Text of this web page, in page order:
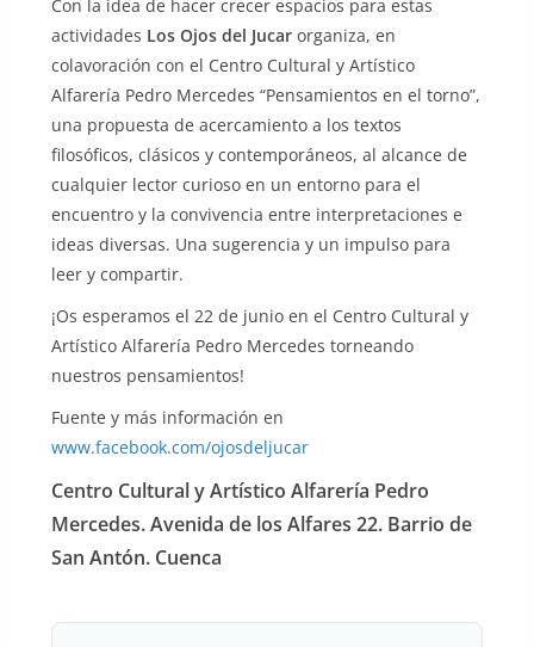
Con la idea de hacer crecer espacios para estas
actividades Los Ojos del Jucarorganiza, en
colavoración con el Centro Cultural y Artístico
Alfarería Pedro Mercedes “Pensamientos en el torno”,
una propuesta de acercamiento a los textos
filosóficos, clásicos y contemporáneos, al alcance de
cualquier lector curioso en un entorno para el
encuentro y la convivencia entre interpretaciones e
ideas diversas. Una sugerencia y un impulso para
leer y compartir.
¡Os esperamos el 22 de junio en el Centro Cultural y
Artístico Alfarería Pedro Mercedes torneando
nuestros pensamientos!
Fuente y más información en
www.facebook.com/ojosdeljucar
Centro Cultural y Artístico Alfarería Pedro
Mercedes. Avenida de los Alfares 22. Barrio de
San Antón. Cuenca